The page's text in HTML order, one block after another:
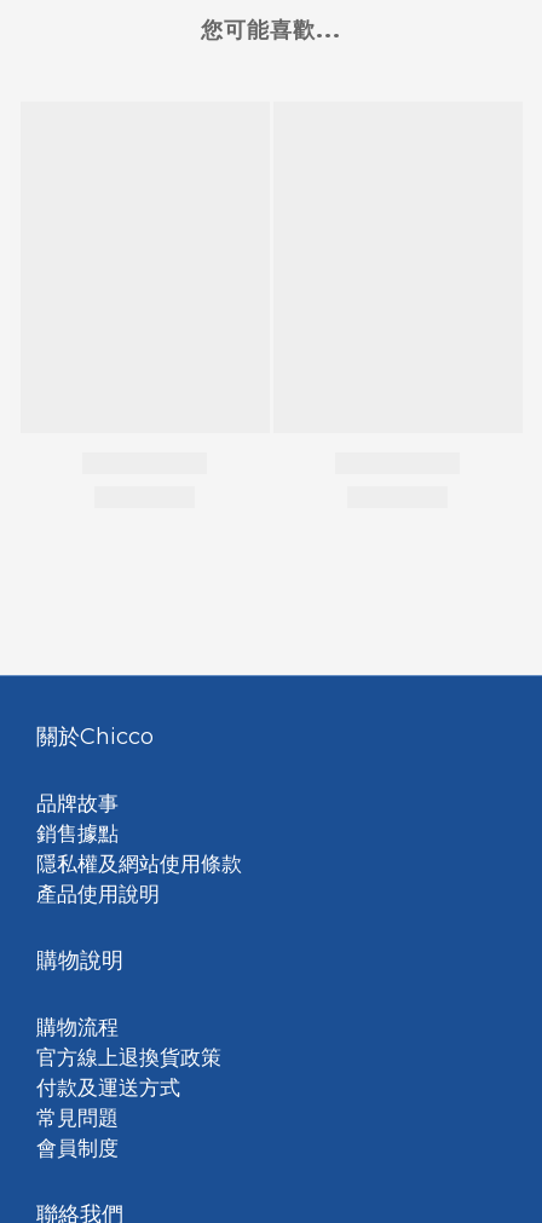
您可能喜歡...
關於Chicco
品牌故事
銷售據點
隱私權及網站使用條款
產品使用說明
購物說明
購物流程
官方線上退換貨政策
付款及運送方式
常見問題
會員制度
聯絡我們